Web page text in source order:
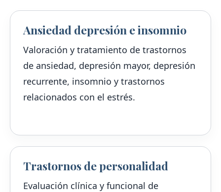
Ansiedad depresión e insomnio
Valoración y tratamiento de trastornos
de ansiedad, depresión mayor, depresión
recurrente, insomnio y trastornos
relacionados con el estrés.
Trastornos de personalidad
Evaluación clínica y funcional de